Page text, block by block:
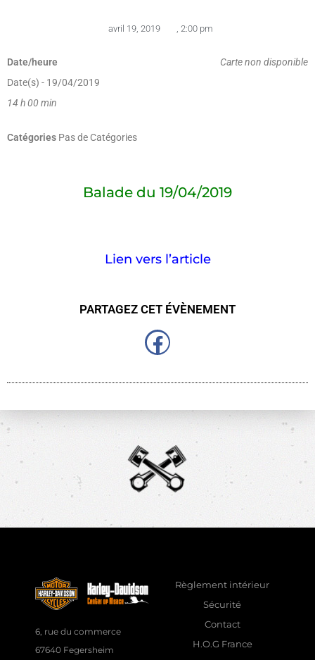
avril 19, 2019 , 2:00 pm
Carte non disponible
Date/heure
Date(s) - 19/04/2019
14 h 00 min
Catégories Pas de Catégories
Balade du 19/04/2019
Lien vers l’article
PARTAGEZ CET ÉVÈNEMENT
6, rue du commerce
67640 Fegersheim
Règlement intérieur
Sécurité
Contact
H.O.G France